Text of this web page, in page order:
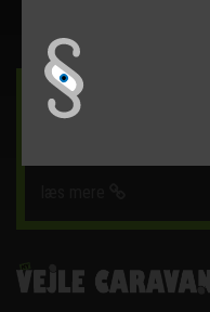
DET SKER